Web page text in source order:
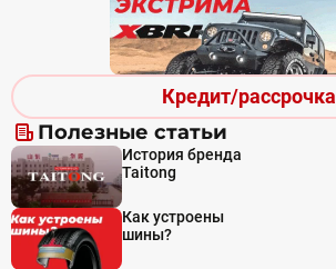
Кредит/рассрочка
Полезные статьи
История бренда
Taitong
Как устроены
шины?